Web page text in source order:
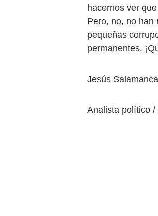
hacernos ver
Pero, no, no han
pequeñas
permanentes.
Jesús
Analista político /